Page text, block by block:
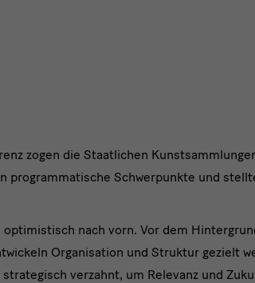
zogen die Staatlichen
programmatische Schwerpunkte und
nach vorn. Vor dem
Organisation und Struktur gezielt
verzahnt, um Relevanz und